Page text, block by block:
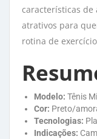
características
atrativos para
rotina de
Modelo: Tênis
Cor: Preto/
Tecnologias:
Indicações: